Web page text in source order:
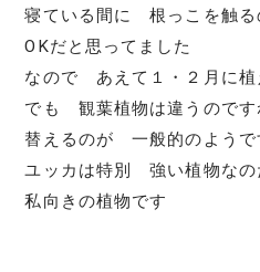
寝ている間に 根っこを触る
OKだと思ってました
なので あえて１・２月に植
でも 観葉植物は違うので
替えるのが 一般的のようで
ユッカは特別 強い植物
私向きの植物です